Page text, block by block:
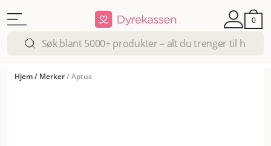
0
Hjem/ Merker/Aptus